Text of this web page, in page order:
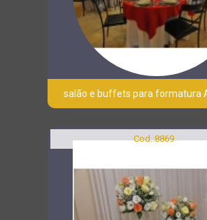
salão e buffets para formatura
Cod.:8869